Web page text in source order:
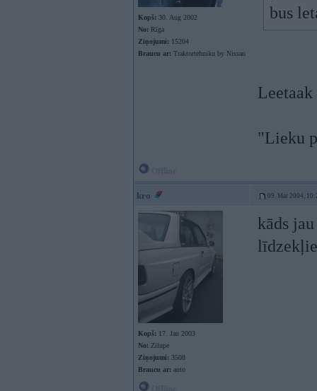
Kopš: 30. Aug 2002
No: Rīga
Ziņojumi: 15204
Braucu ar: Traktortehniku by Nissan
bus
"Lieku
kro 09. Mar 2004,
Kopš: 17. Jan 2003
No: Zilupe
Ziņojumi: 3508
Braucu ar: auto
kāds